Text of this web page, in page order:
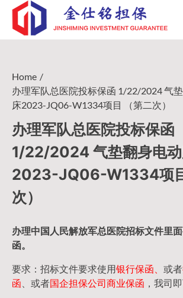
Skip
content
Home
办理军队总医院投标保函 1/22/2024 气
床2023-JQ06-W1334项目 （第二次）
办理军队总医院投标保函
1/22/2024 气垫翻身电
2023-JQ06-W1334项
次）
办理中国人民解放军总医院招标文件里
函。
要求：招标文件要求使用银行保函、 或者
函 、或者国企担保公司商业保函 ，我司